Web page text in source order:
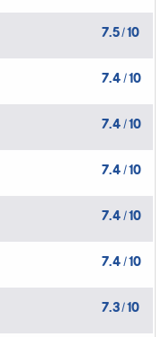
7.5/10
7.4 /10
7.4 /10
7.4 /10
7.4 /10
7.4 /10
7.3/10